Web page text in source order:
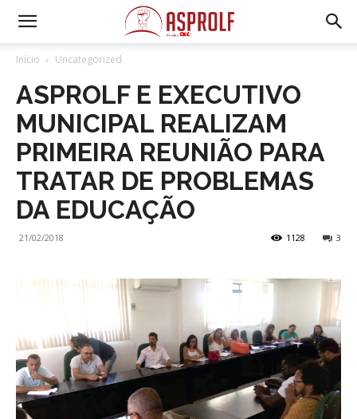
Início Uncategorized
ASPROLF E EXECUTIVO
MUNICIPAL REALIZAM
PRIMEIRA REUNIÃO PARA
TRATAR DE PROBLEMAS
DA EDUCAÇÃO
21/02/2018 3
1128